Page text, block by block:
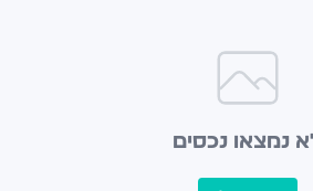
נמצאו נכסים